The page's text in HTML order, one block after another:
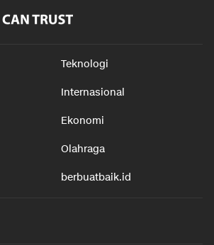
Teknologi
Internasional
Ekonomi
Olahraga
berbuatbaik.id